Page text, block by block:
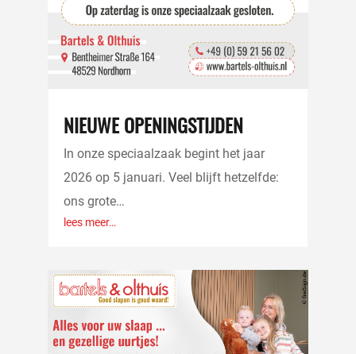
NIEUWE OPENINGSTIJDEN
In onze speciaalzaak begint het jaar
2026 op 5 januari. Veel blijft hetzelfde:
ons grote…
lees meer…